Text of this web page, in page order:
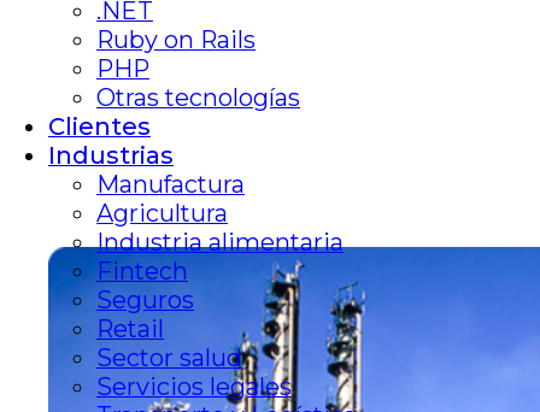
.NET
Ruby on Rails
PHP
Otras tecnologías
Clientes
Industrias
Manufactura
Agricultura
Industria alimentaria
Fintech
Seguros
Retail
Sector salud
Servicios legales